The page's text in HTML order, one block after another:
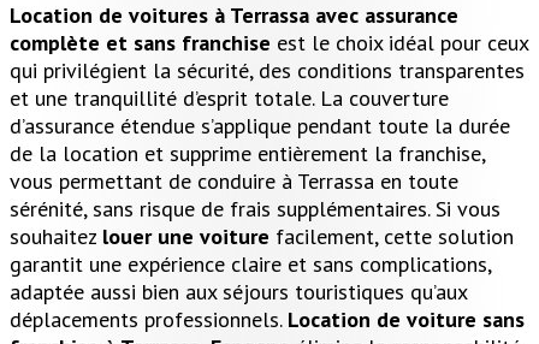
Location de voitures à Terrassa avec assurance
complète et sans franchise est le choix idéal pour ceux
qui privilégient la sécurité, des conditions transparentes
et une tranquillité d’esprit totale. La couverture
d’assurance étendue s’applique pendant toute la durée
de la location et supprime entièrement la franchise,
vous permettant de conduire à Terrassa en toute
sérénité, sans risque de frais supplémentaires. Si vous
souhaitez louer une voiture facilement, cette solution
garantit une expérience claire et sans complications,
adaptée aussi bien aux séjours touristiques qu’aux
déplacements professionnels. Location de voiture sans